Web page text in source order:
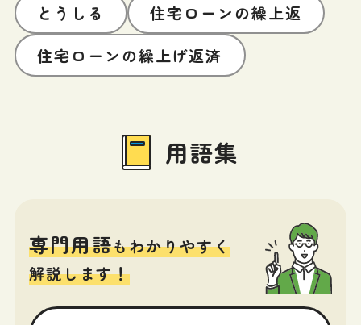
とうしる
住宅ローンの繰上返
住宅ローンの繰上げ返済
用語集
専門用語もわかりやすく
解説します！